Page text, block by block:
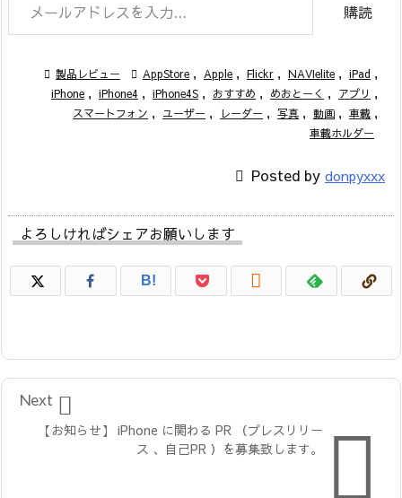
購読
 製品レビュー  AppStore , Apple , Flickr , NAVIelite , iPad ,
iPhone , iPhone4 , iPhone4S , おすすめ , めおとーく , アプリ ,
スマートフォン , ユーザー , レーダー , 写真 , 動画 , 車載 ,
車載ホルダー
 Posted by donpyxxx
よろしければシェアお願いします
B! 

【お知らせ】 iPhone に関わる PR （プレスリリー
ス 、自己PR ）を募集致します。

Next